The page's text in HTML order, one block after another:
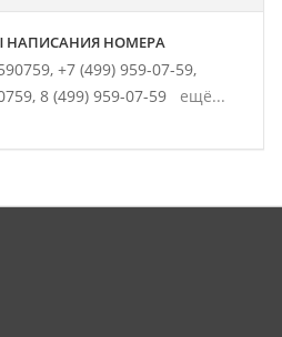
НОМЕРА
+7 (499) 959-07-59,
8 (499) 959-07-59 ещё...